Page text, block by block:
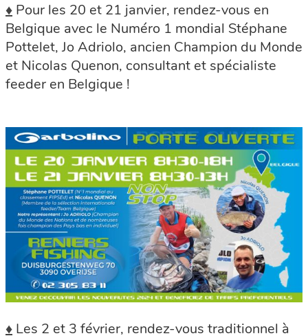
♦ Pour les 20 et 21 janvier, rendez-vous en
Belgique avec le Numéro 1 mondial Stéphane
Pottelet, Jo Adriolo, ancien Champion du Monde
et Nicolas Quenon, consultant et spécialiste
feeder en Belgique !
♦ Les 2 et 3 février, rendez-vous traditionnel à